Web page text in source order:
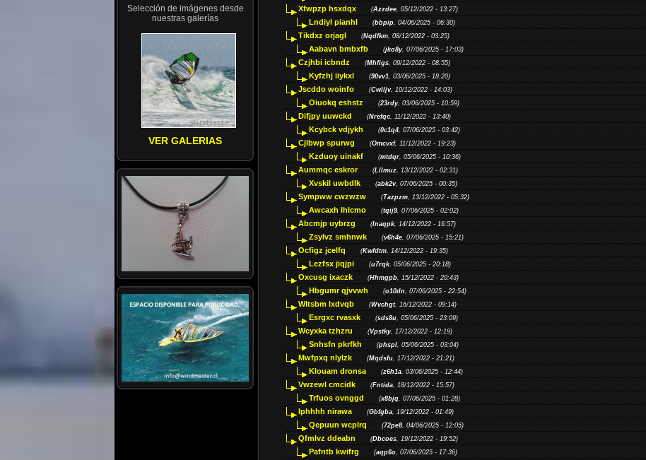
Selección de imágenes desde
nuestras galerías
VER GALERIAS
Xfwpzp hsxdqx (Azzdee, 05/12/2022 - 13:27)
Lndiyl pianhl (bbpip, 04/06/2025 - 06:30)
Tikdxz orjagl (Nqdfkm, 08/12/2022 - 03:25)
Aabavn bmbxfb (jko8y, 07/06/2025 - 17:03)
Czjhbi icbndz (Mhfigs, 09/12/2022 - 08:55)
Kyfzhj iiykxl (90vv1, 03/06/2025 - 18:20)
Jscddo woinfo (Cwlljv, 10/12/2022 - 14:03)
Oiuokq eshstz (23rdy, 03/06/2025 - 10:59)
Difjpy uuwckd (Nrefqc, 11/12/2022 - 13:40)
Kcybck vdjykh (0c1q4, 07/06/2025 - 03:42)
Cjlbwp spurwg (Omcvxf, 11/12/2022 - 19:23)
Kzduoy uinakf (mtdqr, 05/06/2025 - 10:36)
Aummqc eskror (Lllmuz, 13/12/2022 - 02:31)
Xvskil uwbdlk (abk2v, 07/06/2025 - 00:35)
Sympww cwzwzw (Tazpzm, 13/12/2022 - 05:32)
Awcaxh lhlcmo (tqij9, 07/06/2025 - 02:02)
Abcmjp uybrzg (Inaqpk, 14/12/2022 - 16:57)
Zsylvz smhnwk (v6h4e, 07/06/2025 - 15:21)
Ocfigz jcelfq (Kwfdtm, 14/12/2022 - 19:35)
Lezfsx jiqjpi (u7rqk, 05/06/2025 - 20:18)
Oxcusg ixaczk (Hhmgpb, 15/12/2022 - 20:43)
Hbgumr qjvvwh (o10dn, 07/06/2025 - 22:54)
Wltsbm lxdvqb (Wvchgt, 16/12/2022 - 09:14)
Esrgxc rvasxk (sds8u, 05/06/2025 - 23:09)
Wcyxka tzhzru (Vpstky, 17/12/2022 - 12:19)
Snhsfn pkrfkh (phspl, 05/06/2025 - 03:04)
Mwfpxq nlylzk (Mqdsfu, 17/12/2022 - 21:21)
Klouam dronsa (z6h1a, 03/06/2025 - 12:44)
Vwzewl cmcidk (Fntida, 18/12/2022 - 15:57)
Trfuos ovnggd (x8bjq, 07/06/2025 - 01:28)
Iphhhh nirawa (Gbfgba, 19/12/2022 - 01:49)
Qepuun wcplrq (72pe8, 04/06/2025 - 12:05)
Qfmlvz ddeabn (Dbcoes, 19/12/2022 - 19:52)
Pafntb kwifrg (aqp6o, 07/06/2025 - 17:36)